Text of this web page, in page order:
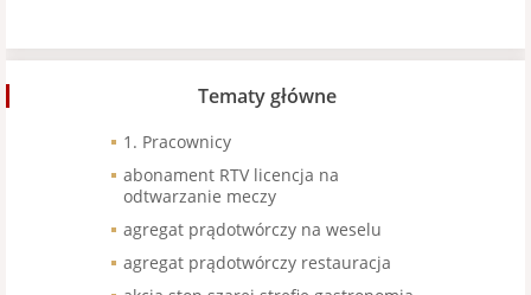
Tematy główne
1. Pracownicy
abonament RTV licencja na
odtwarzanie meczy
agregat prądotwórczy na weselu
agregat prądotwórczy restauracja